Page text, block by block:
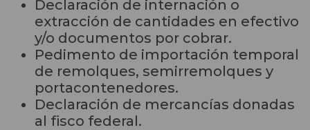
Declaración de internación o
extracción de cantidades en efectivo
y/o documentos por cobrar.
Pedimento de importación temporal
de remolques, semirremolques y
portacontenedores.
Declaración de mercancías donadas
al fisco federal.